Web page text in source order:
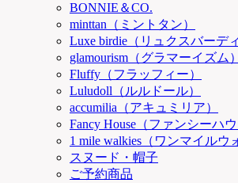
BONNIE＆CO.
minttan（ミントタン）
Luxe birdie（リュクスバーディ
glamourism（グラマーイズム）
Fluffy（フラッフィー）
Luludoll（ルルドール）
accumilia（アキュミリア）
Fancy House（ファンシーハウ
1 mile walkies（ワンマイルウ
スヌード・帽子
ご予約商品